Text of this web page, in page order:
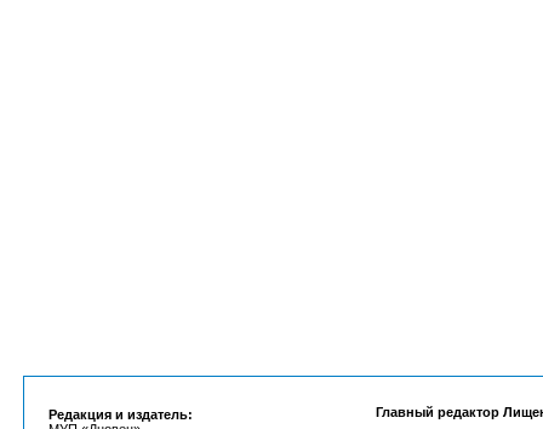
Редакция и издатель:
Главный редактор